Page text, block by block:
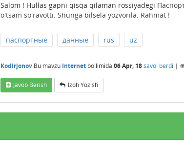
Salom ! Hullas gapni qisqa qilaman rossiyadegi
o'tsam so'ravotti. Shunga bilsela yozvorila. Rahmat !
паспортные данные rus uz
Kodirjonov Bu mavzu Internet bo'limida 06 Apr, 18savol berdi |
Javob Berish Izoh Yozish